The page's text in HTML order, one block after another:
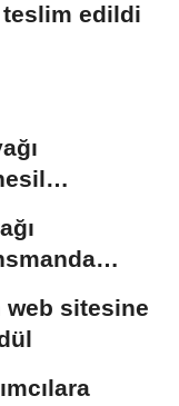
teslim edildi
web sitesine